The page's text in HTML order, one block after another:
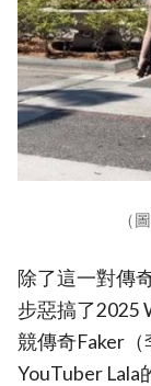
（
除了這一對傳
步惡搞了2025
競傳奇Faker
YouTuber Lala